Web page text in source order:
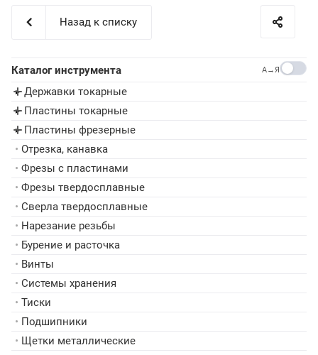
Назад к списку
Каталог инструмента A→Я
▸ Державки токарные
▸ Пластины токарные
▸ Пластины фрезерные
• Отрезка, канавка
• Фрезы с пластинами
• Фрезы твердосплавные
• Сверла твердосплавные
• Нарезание резьбы
• Бурение и расточка
• Винты
• Системы хранения
• Тиски
• Подшипники
• Щетки металлические